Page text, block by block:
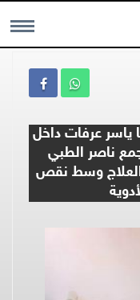
MENU
ياسر عرفات داخل
ناصر الطبي
وسط نقص